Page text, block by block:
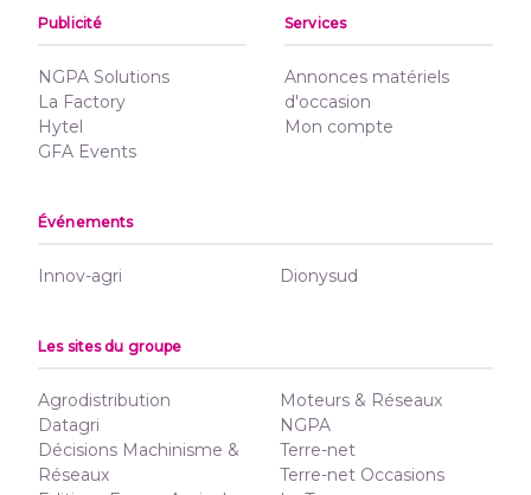
Publicité
NGPA Solutions
La Factory
Hytel
GFA Events
Services
Annonces matériels
d'occasion
Mon compte
Événements
Innov-agri Dionysud
Les sites du groupe
Agrodistribution
Datagri
Décisions Machinisme &
Réseaux
Moteurs & Réseaux
NGPA
Terre-net
Terre-net Occasions